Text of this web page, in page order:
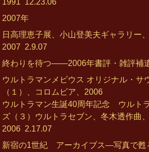
1991 12.23.06
2007年
日高理恵子展、小山登美夫ギャラリー
2007 2.9.07
終わりを待つ――2006年書評・雑評補
ウルトラマンメビウス オリジナル・サ
（１）、コロムビア、2006
ウルトラマン生誕40周年記念 ウルト
ズ（３）ウルトラセブン、冬木透作曲
2006 2.17.07
新宿の1世紀 アーカイブス―写真で甦